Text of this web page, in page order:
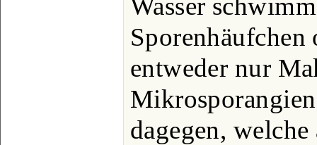
Wasser
entweder nur
dagegen,